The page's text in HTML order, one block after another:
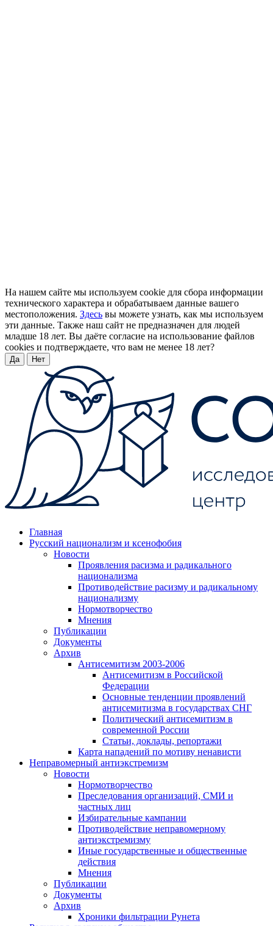
На нашем сайте мы используем cookie для сбора информации
технического характера и обрабатываем данные вашего
местоположения. Здесь вы можете узнать, как мы используем
эти данные. Также наш сайт не предназначен для людей
младше 18 лет. Вы даёте согласие на использование файлов
cookies и подтверждаете, что вам не менее 18 лет?
Да Нет
Главная
Русский национализм и ксенофобия
Новости
Проявления расизма и радикального
национализма
Противодействие расизму и радикальному
национализму
Нормотворчество
Мнения
Публикации
Документы
Архив
Антисемитизм 2003-2006
Антисемитизм в Российской
Федерации
Основные тенденции проявлений
антисемитизма в государствах СНГ
Политический антисемитизм в
современной России
Статьи, доклады, репортажи
Карта нападений по мотиву ненависти
Неправомерный антиэкстремизм
Новости
Нормотворчество
Преследования организаций, СМИ и
частных лиц
Избирательные кампании
Противодействие неправомерному
антиэкстремизму
Иные государственные и общественные
действия
Мнения
Публикации
Документы
Архив
Хроники фильтрации Рунета